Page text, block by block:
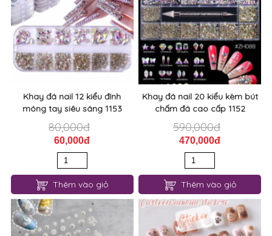
Khay đá nail 12 kiểu đính
móng tay siêu sáng 1153
80,000đ
60,000đ
Thêm vào giỏ
Khay đá nail 20 kiểu kèm bút
chấm đá cao cấp 1152
590,000đ
470,000đ
Thêm vào giỏ